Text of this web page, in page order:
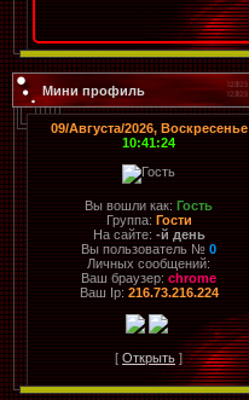
Мини профиль
09/Августа/2026, Воскресенье
10:41:24
Вы вошли как: Гость
Группа: Гости
На сайте: -й день
Вы пользователь № 0
Личных сообщений:
Ваш браузер: chrome
Ваш Ip:216.73.216.224
[ Открыть]